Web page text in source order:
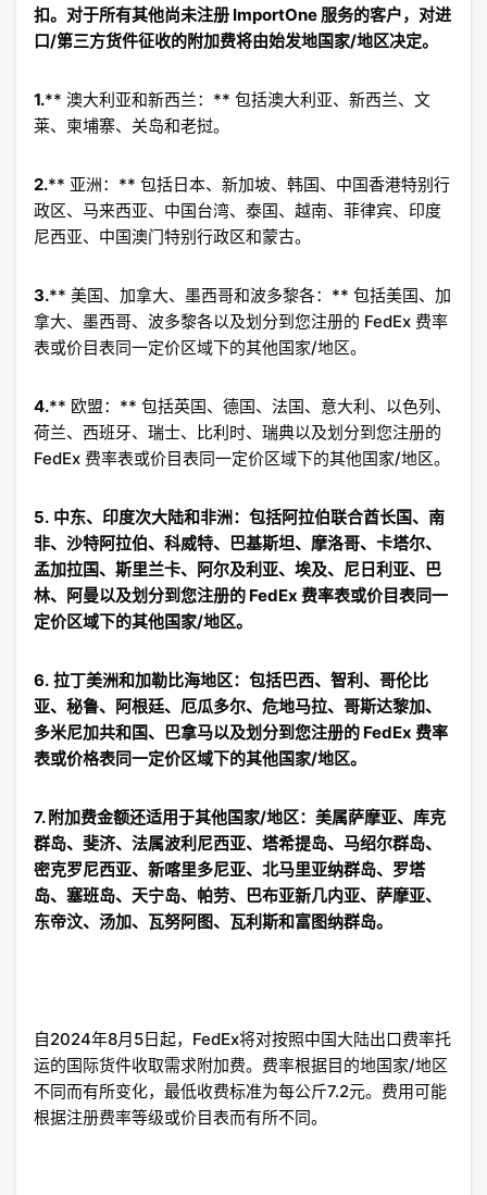
扣。对于所有其他尚未注册 ImportOne 服务的客户，对进
口/第三方货件征收的附加费将由始发地国家/地区决定。
1.** 澳大利亚和新西兰：** 包括澳大利亚、新西兰、文
莱、柬埔寨、关岛和老挝。
2.** 亚洲：** 包括日本、新加坡、韩国、中国香港特别行
政区、马来西亚、中国台湾、泰国、越南、菲律宾、印度
尼西亚、中国澳门特别行政区和蒙古。
3.** 美国、加拿大、墨西哥和波多黎各：** 包括美国、加
拿大、墨西哥、波多黎各以及划分到您注册的 FedEx 费率
表或价目表同一定价区域下的其他国家/地区。
4.** 欧盟：** 包括英国、德国、法国、意大利、以色列、
荷兰、西班牙、瑞士、比利时、瑞典以及划分到您注册的
FedEx 费率表或价目表同一定价区域下的其他国家/地区。
5. 中东、印度次大陆和非洲：包括阿拉伯联合酋长国、南
非、沙特阿拉伯、科威特、巴基斯坦、摩洛哥、卡塔尔、
孟加拉国、斯里兰卡、阿尔及利亚、埃及、尼日利亚、巴
林、阿曼以及划分到您注册的 FedEx 费率表或价目表同一
定价区域下的其他国家/地区。
6. 拉丁美洲和加勒比海地区：包括巴西、智利、哥伦比
亚、秘鲁、阿根廷、厄瓜多尔、危地马拉、哥斯达黎加、
多米尼加共和国、巴拿马以及划分到您注册的 FedEx 费率
表或价格表同一定价区域下的其他国家/地区。
7. 附加费金额还适用于其他国家/地区：美属萨摩亚、库克
群岛、斐济、法属波利尼西亚、塔希提岛、马绍尔群岛、
密克罗尼西亚、新喀里多尼亚、北马里亚纳群岛、罗塔
岛、塞班岛、天宁岛、帕劳、巴布亚新几内亚、萨摩亚、
东帝汶、汤加、瓦努阿图、瓦利斯和富图纳群岛。
自2024年8月5日起，FedEx将对按照中国大陆出口费率托
运的国际货件收取需求附加费。费率根据目的地国家/地区
不同而有所变化，最低收费标准为每公斤7.2元。费用可能
根据注册费率等级或价目表而有所不同。